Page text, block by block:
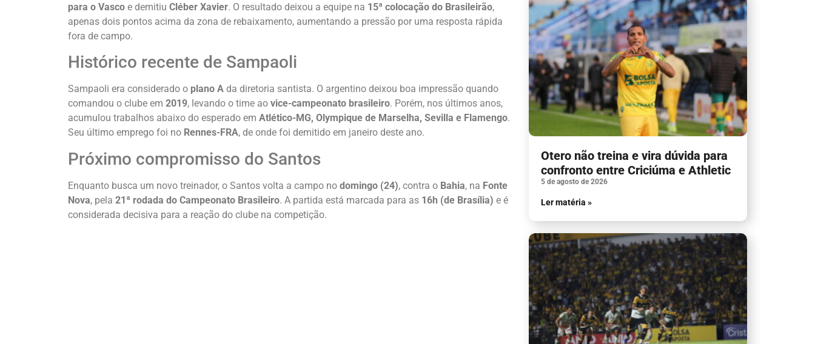
para o Vasco e demitiu Cléber Xavier. O resultado deixou a equipe na 15ª colocação do Brasileirão,
apenas dois pontos acima da zona de rebaixamento, aumentando a pressão por uma resposta rápida
fora de campo.
Histórico recente de Sampaoli
Sampaoli era considerado o plano A da diretoria santista. O argentino deixou boa impressão quando
comandou o clube em 2019, levando o time ao vice-campeonato brasileiro. Porém, nos últimos anos,
acumulou trabalhos abaixo do esperado em Atlético-MG, Olympique de Marselha, Sevilla e Flamengo.
Seu último emprego foi no Rennes-FRA, de onde foi demitido em janeiro deste ano.
Próximo compromisso do Santos
Enquanto busca um novo treinador, o Santos volta a campo no domingo (24), contra o Bahia, na Fonte
Nova, pela 21ª rodada do Campeonato Brasileiro. A partida está marcada para as 16h (de Brasília) e é
considerada decisiva para a reação do clube na competição.
Otero não treina e vira dúvida para
confronto entre Criciúma e Athletic
5 de agosto de 2026
Ler matéria »